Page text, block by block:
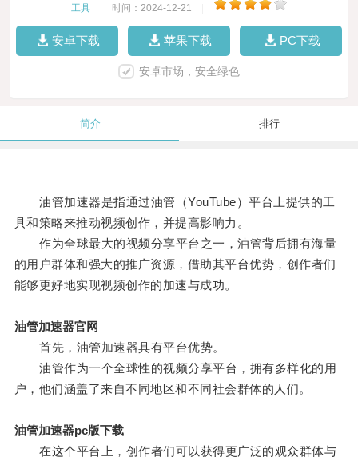
工具 时间：2024-12-21
安卓下载 苹果下载 PC下载
安卓市场，安全绿色
简介 排行
油管加速器是指通过油管（YouTube）平台上提供的工
具和策略来推动视频创作，并提高影响力。
作为全球最大的视频分享平台之一，油管背后拥有海量
的用户群体和强大的推广资源，借助其平台优势，创作者们
能够更好地实现视频创作的加速与成功。
油管加速器官网
首先，油管加速器具有平台优势。
油管作为一个全球性的视频分享平台，拥有多样化的用
户，他们涵盖了来自不同地区和不同社会群体的人们。
油管加速器pc版下载
在这个平台上，创作者们可以获得更广泛的观众群体与